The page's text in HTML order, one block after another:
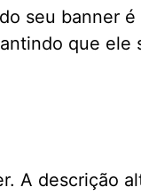
seu banner
que
A descrição